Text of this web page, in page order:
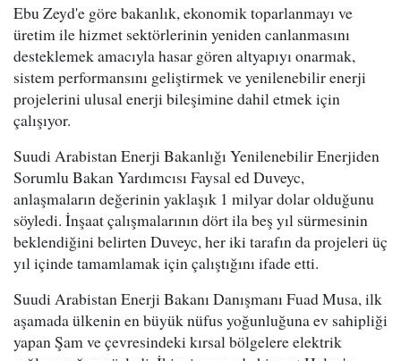
Ebu Zeyd'e göre bakanlık, ekonomik toparlanmayı ve
üretim ile hizmet sektörlerinin yeniden canlanmasını
desteklemek amacıyla hasar gören altyapıyı onarmak,
sistem performansını geliştirmek ve yenilenebilir enerji
projelerini ulusal enerji bileşimine dahil etmek için
çalışıyor.
Suudi Arabistan Enerji Bakanlığı Yenilenebilir Enerjiden
Sorumlu Bakan Yardımcısı Faysal ed Duveyc,
anlaşmaların değerinin yaklaşık 1 milyar dolar olduğunu
söyledi. İnşaat çalışmalarının dört ila beş yıl sürmesinin
beklendiğini belirten Duveyc, her iki tarafın da projeleri üç
yıl içinde tamamlamak için çalıştığını ifade etti.
Suudi Arabistan Enerji Bakanı Danışmanı Fuad Musa, ilk
aşamada ülkenin en büyük nüfus yoğunluğuna ev sahipliği
yapan Şam ve çevresindeki kırsal bölgelere elektrik